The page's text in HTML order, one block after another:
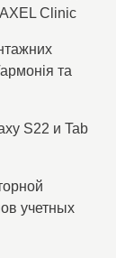
Clinic
та
S22 и Tab
учетных